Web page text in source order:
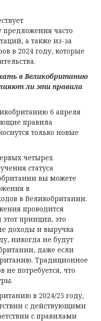
предложения часто
а также из-за
в 2024 году, которые
вВеликобританию
ли эти правила
6 апреля
правила
только новые
четырех
статуса
вы можете
в
в Великобритании.
проводится
принцип, это
доходы и выручка
никогда не будут
даже если
Традиционное
не потребуется, что
в 2024/25 году,
с действующими
с правилами